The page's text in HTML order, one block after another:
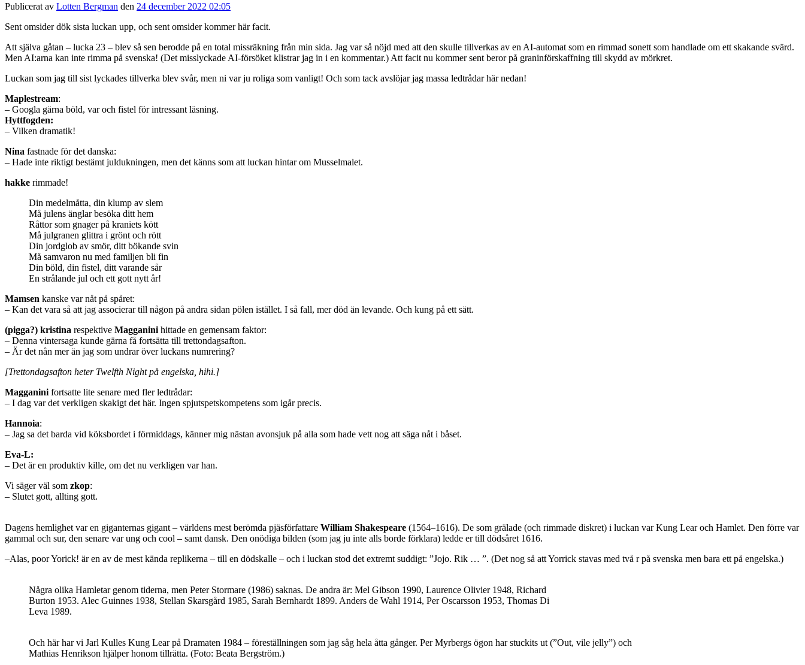
Publicerat av Lotten Bergman den 24 december 2022 02:05
Sent omsider dök sista luckan upp, och sent omsider kommer här facit.
Att själva gåtan – lucka 23 – blev så sen berodde på en total missräkning från min sida. Jag var så nöjd med att den skulle tillverkas av en AI-automat som en rimmad sonett som handlade om ett skakande svärd.
Men AI:arna kan inte rimma på svenska! (Det misslyckade AI-försöket klistrar jag in i en kommentar.) Att facit nu kommer sent beror på graninförskaffning till skydd av mörkret.
Luckan som jag till sist lyckades tillverka blev svår, men ni var ju roliga som vanligt! Och som tack avslöjar jag massa ledtrådar här nedan!
Maplestream:
– Googla gärna böld, var och fistel för intressant läsning.
Hyttfogden:
– Vilken dramatik!
Nina fastnade för det danska:
– Hade inte riktigt bestämt juldukningen, men det känns som att luckan hintar om Musselmalet.
hakke rimmade!
Din medelmåtta, din klump av slem
Må julens änglar besöka ditt hem
Råttor som gnager på kraniets kött
Må julgranen glittra i grönt och rött
Din jordglob av smör, ditt bökande svin
Må samvaron nu med familjen bli fin
Din böld, din fistel, ditt varande sår
En strålande jul och ett gott nytt år!
Mamsen kanske var nåt på spåret:
– Kan det vara så att jag associerar till någon på andra sidan pölen istället. I så fall, mer död än levande. Och kung på ett sätt.
(pigga?) kristina respektive Magganini hittade en gemensam faktor:
– Denna vintersaga kunde gärna få fortsätta till trettondagsafton.
– Är det nån mer än jag som undrar över luckans numrering?
[Trettondagsafton heter Twelfth Night på engelska, hihi.]
Magganini fortsatte lite senare med fler ledtrådar:
– I dag var det verkligen skakigt det här. Ingen spjutspetskompetens som igår precis.
Hannoia:
– Jag sa det barda vid köksbordet i förmiddags, känner mig nästan avonsjuk på alla som hade vett nog att säga nåt i båset.
Eva-L:
– Det är en produktiv kille, om det nu verkligen var han.
Vi säger väl som zkop:
– Slutet gott, allting gott.
Dagens hemlighet var en giganternas gigant – världens mest berömda pjäsförfattare William Shakespeare (1564–1616). De som grälade (och rimmade diskret) i luckan var Kung Lear och Hamlet. Den förre var
gammal och sur, den senare var ung och cool – samt dansk. Den onödiga bilden (som jag ju inte alls borde förklara) ledde er till dödsåret 1616.
–Alas, poor Yorick! är en av de mest kända replikerna – till en dödskalle – och i luckan stod det extremt suddigt: ”Jojo. Rik … ”. (Det nog så att Yorrick stavas med två r på svenska men bara ett på engelska.)
Några olika Hamletar genom tiderna, men Peter Stormare (1986) saknas. De andra är: Mel Gibson 1990, Laurence Olivier 1948, Richard
Burton 1953. Alec Guinnes 1938, Stellan Skarsgård 1985, Sarah Bernhardt 1899. Anders de Wahl 1914, Per Oscarsson 1953, Thomas Di
Leva 1989.
Och här har vi Jarl Kulles Kung Lear på Dramaten 1984 – föreställningen som jag såg hela åtta gånger. Per Myrbergs ögon har stuckits ut (”Out, vile jelly”) och
Mathias Henrikson hjälper honom tillrätta. (Foto: Beata Bergström.)